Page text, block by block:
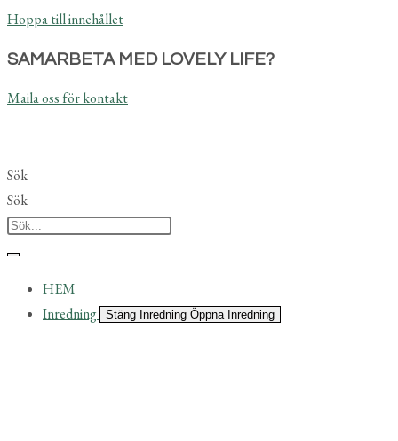
Hoppa till innehållet
SAMARBETA MED LOVELY LIFE?
Maila oss för kontakt
Sök
Sök
HEM
Inredning
Stäng Inredning Öppna Inredning